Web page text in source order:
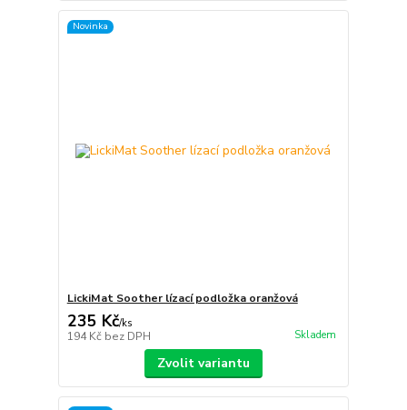
Novinka
LickiMat Soother lízací podložka oranžová
235 Kč/ks
194 Kč bez DPH Skladem
Zvolit variantu